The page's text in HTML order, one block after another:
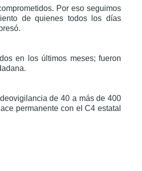
Por eso seguimos
de quienes todos los días
en los últimos meses; fueron
de 40 a más de 400
permanente con el C4 estatal